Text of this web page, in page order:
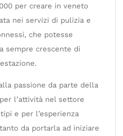
per creare in veneto
nei servizi di pulizia e
che potesse
sempre crescente di
passione da parte della
l’attività nel settore
e per l’esperienza
da portarla ad iniziare